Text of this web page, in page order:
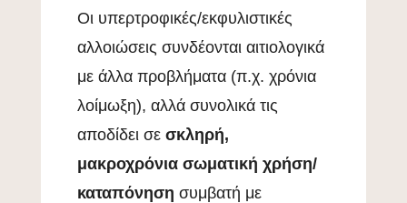
Οι υπερτροφικές/εκφυλιστικές
αλλοιώσεις συνδέονται αιτιολογικά
με άλλα προβλήματα (π.χ. χρόνια
λοίμωξη), αλλά συνολικά τις
αποδίδει σε σκληρή,
μακροχρόνια σωματική χρήση/
καταπόνηση συμβατή με